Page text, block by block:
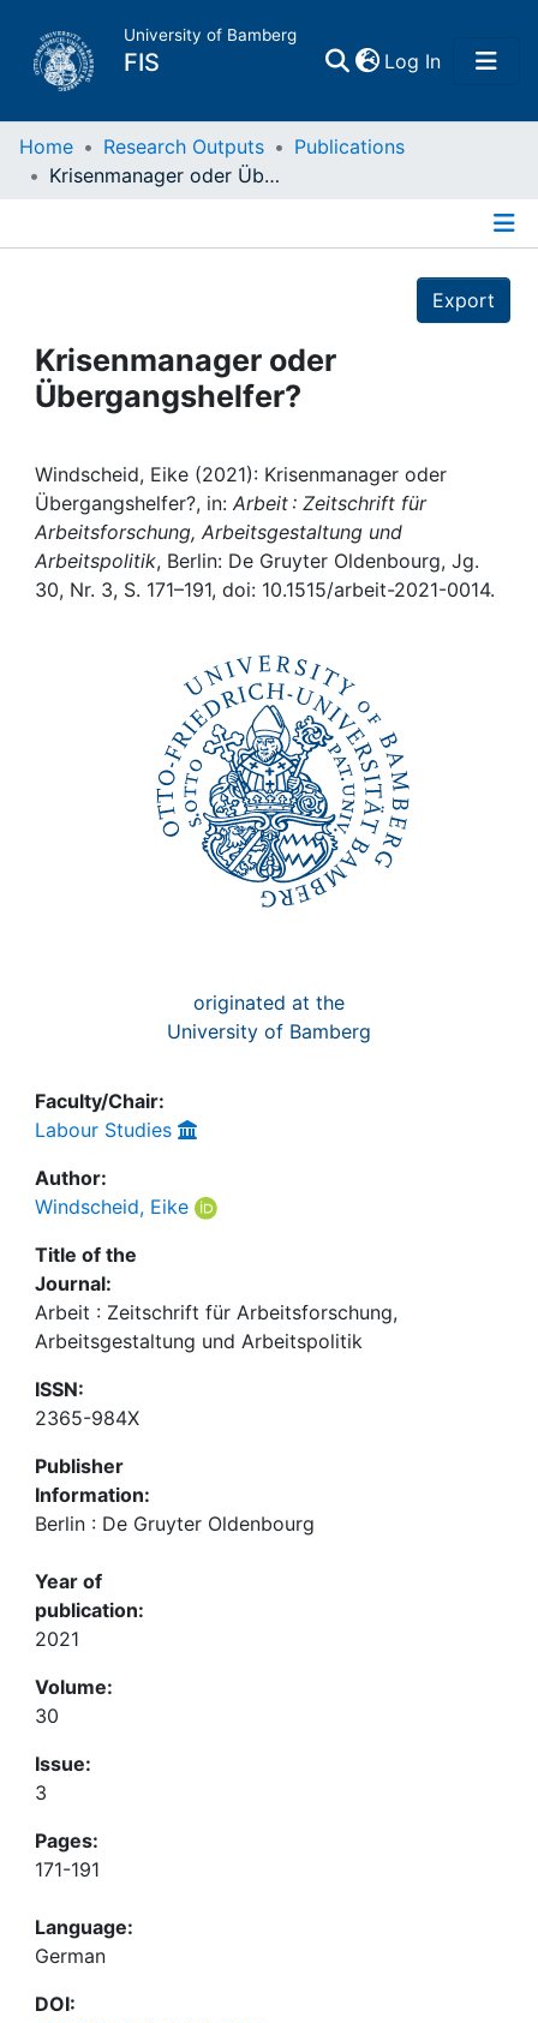
University of Bamberg
FIS Log In(current)
Home
People
Institutions
Awards
My FIS
Home Research Outputs
Publications
Krisenmanager oder Übergangshelfer?
Export
Krisenmanager oder
Übergangshelfer?
Windscheid, Eike (2021): Krisenmanager oder
Übergangshelfer?, in: Arbeit : Zeitschrift für
Arbeitsforschung, Arbeitsgestaltung und
Arbeitspolitik, Berlin: De Gruyter Oldenbourg, Jg.
30, Nr. 3, S. 171–191, doi: 10.1515/arbeit-2021-0014.
originated at the
University of Bamberg
Faculty/Chair:
Labour Studies
Author:
Windscheid, Eike
Title of the
Journal:
Arbeit : Zeitschrift für Arbeitsforschung,
Arbeitsgestaltung und Arbeitspolitik
ISSN:
2365-984X
Publisher
Information:
Berlin : De Gruyter Oldenbourg
Year of
publication:
2021
Volume:
30
Issue:
3
Pages:
171-191
Language:
German
DOI: